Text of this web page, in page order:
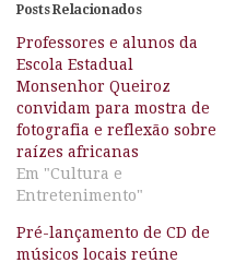
Posts Relacionados
Professores e alunos da
Escola Estadual
Monsenhor Queiroz
convidam para mostra de
fotografia e reflexão sobre
raízes africanas
Em "Cultura e
Entretenimento"
Pré-lançamento de CD de
músicos locais reúne